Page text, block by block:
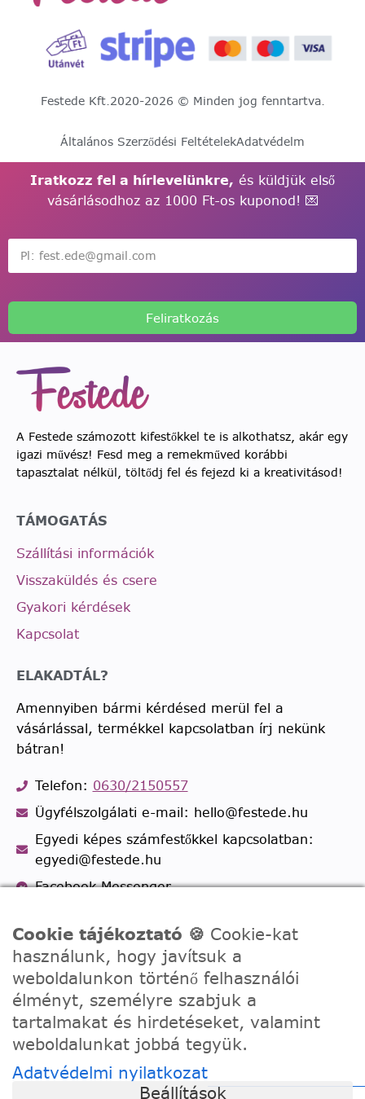
Festede Kft.2020-2026 © Minden jog fenntartva.
Általános Szerződési FeltételekAdatvédelm
Iratkozz fel a hírlevelünkre, és küldjük első
vásárlásodhoz az 1000 Ft-os kuponod! 💌
Feliratkozás
A Festede számozott kifestőkkel te is alkothatsz, akár egy
igazi művész! Fesd meg a remekműved korábbi
tapasztalat nélkül, töltődj fel és fejezd ki a kreativitásod!
TÁMOGATÁS
Szállítási információk
Visszaküldés és csere
Gyakori kérdések
Kapcsolat
ELAKADTÁL?
Amennyiben bármi kérdésed merül fel a
vásárlással, termékkel kapcsolatban írj nekünk
bátran!
Telefon: 0630/2150557
Ügyfélszolgálati e-mail: hello@festede.hu
Egyedi képes számfestőkkel kapcsolatban:
egyedi@festede.hu
Facebook Messenger
Cookie tájékoztató 🍪 Cookie-kat
használunk, hogy javítsuk a
weboldalunkon történő felhasználói
élményt, személyre szabjuk a
tartalmakat és hirdetéseket, valamint
weboldalunkat jobbá tegyük.
Adatvédelmi nyilatkozat
Beállítások